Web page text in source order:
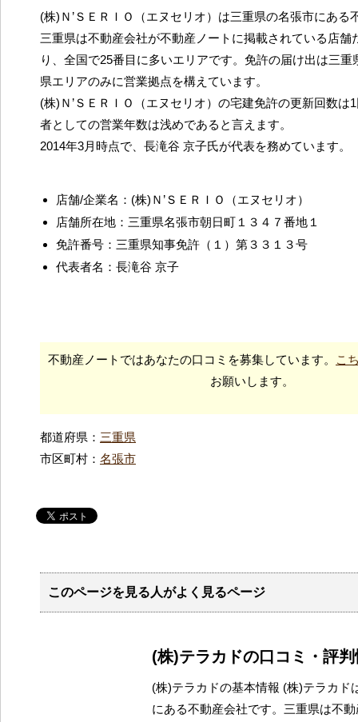
(株)Ｎ’ＳＥＲＩＯ（エヌセリオ）は三重県の名張市にある
三重県は不動産会社が不動産ノートに掲載されている店舗
り、全国で25番目に多いエリアです。免許の届け出は三重
県エリアのみに営業拠点を構えています。
(株)Ｎ’ＳＥＲＩＯ（エヌセリオ）の宅建免許の更新回数は
者としての営業年数は浅めであると言えます。
2014年3月時点で、長滝谷 京子氏が代表を務めています。
店舗/企業名：(株)Ｎ’ＳＥＲＩＯ（エヌセリオ）
店舗所在地：三重県名張市朝日町１３４７番地１
免許番号：三重県知事免許（１）第３３１３号
代表者名：長滝谷 京子
不動産ノートではあなたの口コミを募集しています。
こ
お願いします。
都道府県： 三重県
市区町村： 名張市
このページを見る人がよく見るページ
(株)テラカドの口コミ・評
(株)テラカドの基本情報 (株)テラカド
にある不動産会社です。三重県は不